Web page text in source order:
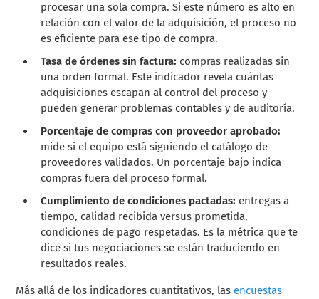
procesar una sola compra. Si este número es alto en
relación con el valor de la adquisición, el proceso no
es eficiente para ese tipo de compra.
Tasa de órdenes sin factura: compras realizadas sin
una orden formal. Este indicador revela cuántas
adquisiciones escapan al control del proceso y
pueden generar problemas contables y de auditoría.
Porcentaje de compras con proveedor aprobado:
mide si el equipo está siguiendo el catálogo de
proveedores validados. Un porcentaje bajo indica
compras fuera del proceso formal.
Cumplimiento de condiciones pactadas: entregas a
tiempo, calidad recibida versus prometida,
condiciones de pago respetadas. Es la métrica que te
dice si tus negociaciones se están traduciendo en
resultados reales.
Más allá de los indicadores cuantitativos, las encuestas